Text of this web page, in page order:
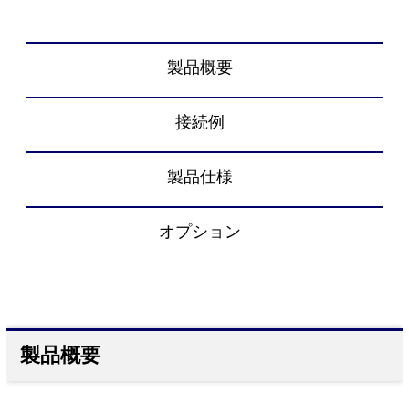
製品概要
接続例
製品仕様
オプション
製品概要